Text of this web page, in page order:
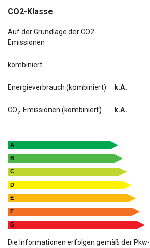
CO2-Klasse
Auf der Grundlage der CO2-
Emissionen
kombiniert
Energieverbrauch (kombiniert) k.A.
CO₂-Emissionen (kombiniert) k.A.
A
B
C
D
E
F
G
Die Informationen erfolgen gemäß der Pkw-